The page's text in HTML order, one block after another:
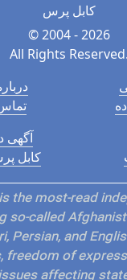
کابل پرس
© 2004 - 2026
All Rights Reserved.
آگهی
کابل
the most-read
so-called
Persian, and
freedom of